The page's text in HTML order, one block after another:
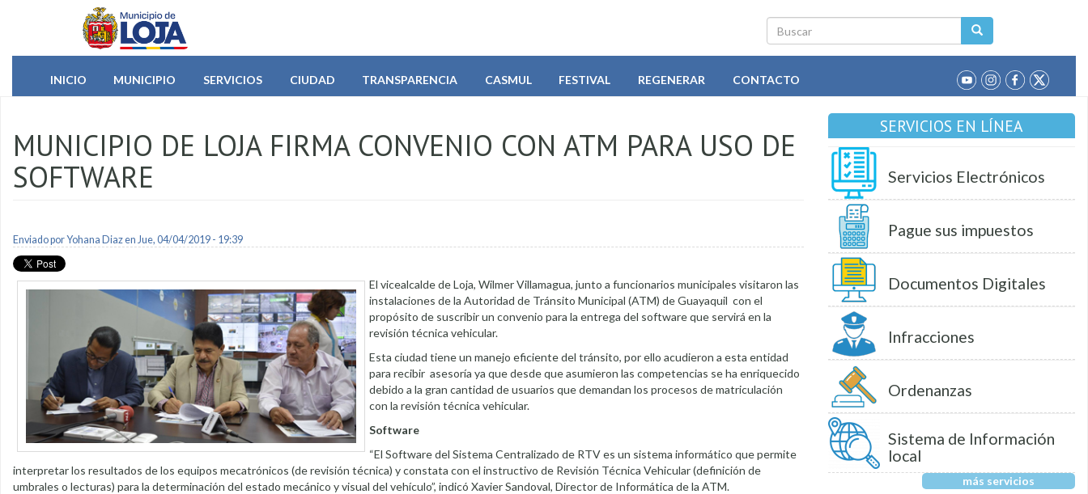
Pasar al contenido principal
Buscar
INICIO
MUNICIPIO SERVICIOS CIUDAD TRANSPARENCIA CASMUL FESTIVAL REGENERAR CONTACTO
MUNICIPIO DE LOJA FIRMA CONVENIO CON ATM PARA USO DE
SOFTWARE
Enviado porYohana Diazen Jue, 04/04/2019 - 19:39
El vicealcalde de Loja, Wilmer Villamagua, junto a funcionarios municipales visitaron las
instalaciones de la Autoridad de Tránsito Municipal (ATM) de Guayaquil con el
propósito de suscribir un convenio para la entrega del software que servirá en la
revisión técnica vehicular.
Esta ciudad tiene un manejo eficiente del tránsito, por ello acudieron a esta entidad
para recibir asesoría ya que desde que asumieron las competencias se ha enriquecido
debido a la gran cantidad de usuarios que demandan los procesos de matriculación
con la revisión técnica vehicular.
Software
“El Software del Sistema Centralizado de RTV es un sistema informático que permite
interpretar los resultados de los equipos mecatrónicos (de revisión técnica) y constata con el instructivo de Revisión Técnica Vehicular (definición de
umbrales o lecturas) para la determinación del estado mecánico y visual del vehículo”, indicó Xavier Sandoval, Director de Informática de la ATM.
SERVICIOS EN LÍNEA
Servicios Electrónicos
Pague sus impuestos
Documentos Digitales
Infracciones
Ordenanzas
Sistema de Información
local
más servicios